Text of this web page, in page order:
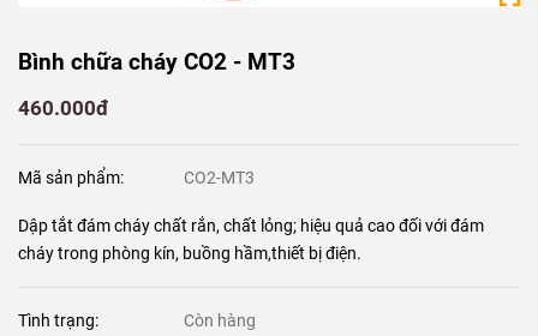
Bình chữa cháy CO2 - MT3
460.000đ
Mã sản phẩm: CO2-MT3
Dập tắt đám cháy chất rắn, chất lỏng; hiệu quả cao đối với đám
cháy trong phòng kín, buồng hầm,thiết bị điện.
Tình trạng: Còn hàng